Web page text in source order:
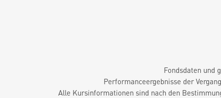
Fondsdaten und
Performanceergebnisse der
Alle Kursinformationen sind nach den